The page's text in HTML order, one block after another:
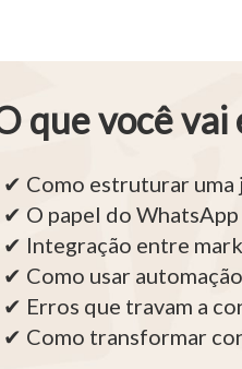
que você
✔ Como estruturar
✔ O papel do
✔ Integração entre
✔ Como usar
✔ Erros que travam a
✔ Como transformar